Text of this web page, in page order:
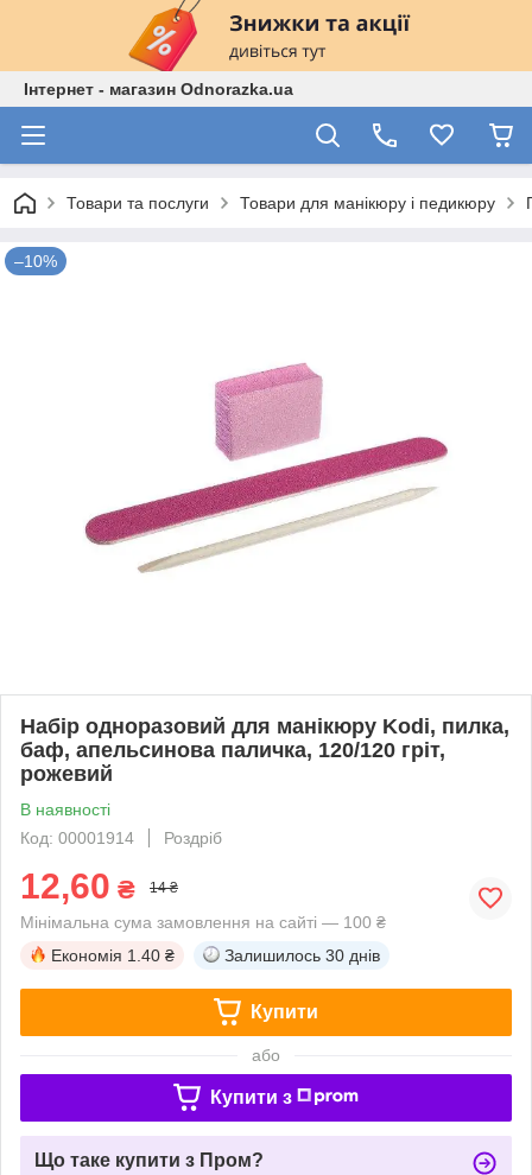
Інтернет - магазин Odnorazka.ua
Товари та послуги Товари для манікюру і педикюру
–10%
Набір одноразовий для манікюру Kodi, пилка,
баф, апельсинова паличка, 120/120 гріт,
рожевий
В наявності
Код: 00001914
Роздріб
12,60 ₴ 14 ₴
Мінімальна сума замовлення на сайті — 100 ₴
Економія 1.40 ₴ Залишилось 30 днів
Купити
або
Купити з
Що таке купити з Пром?